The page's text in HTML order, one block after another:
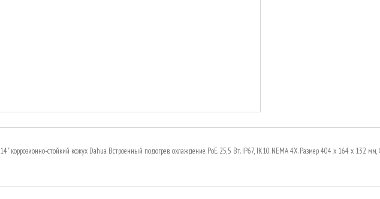
14" коррозионно-стойкий кожух Dahua. Встроенный подогрев, охлаждение. PoE. 25,5 Вт. IP67, IK10. NEMA 4X. Размер 404 х 164 х 132